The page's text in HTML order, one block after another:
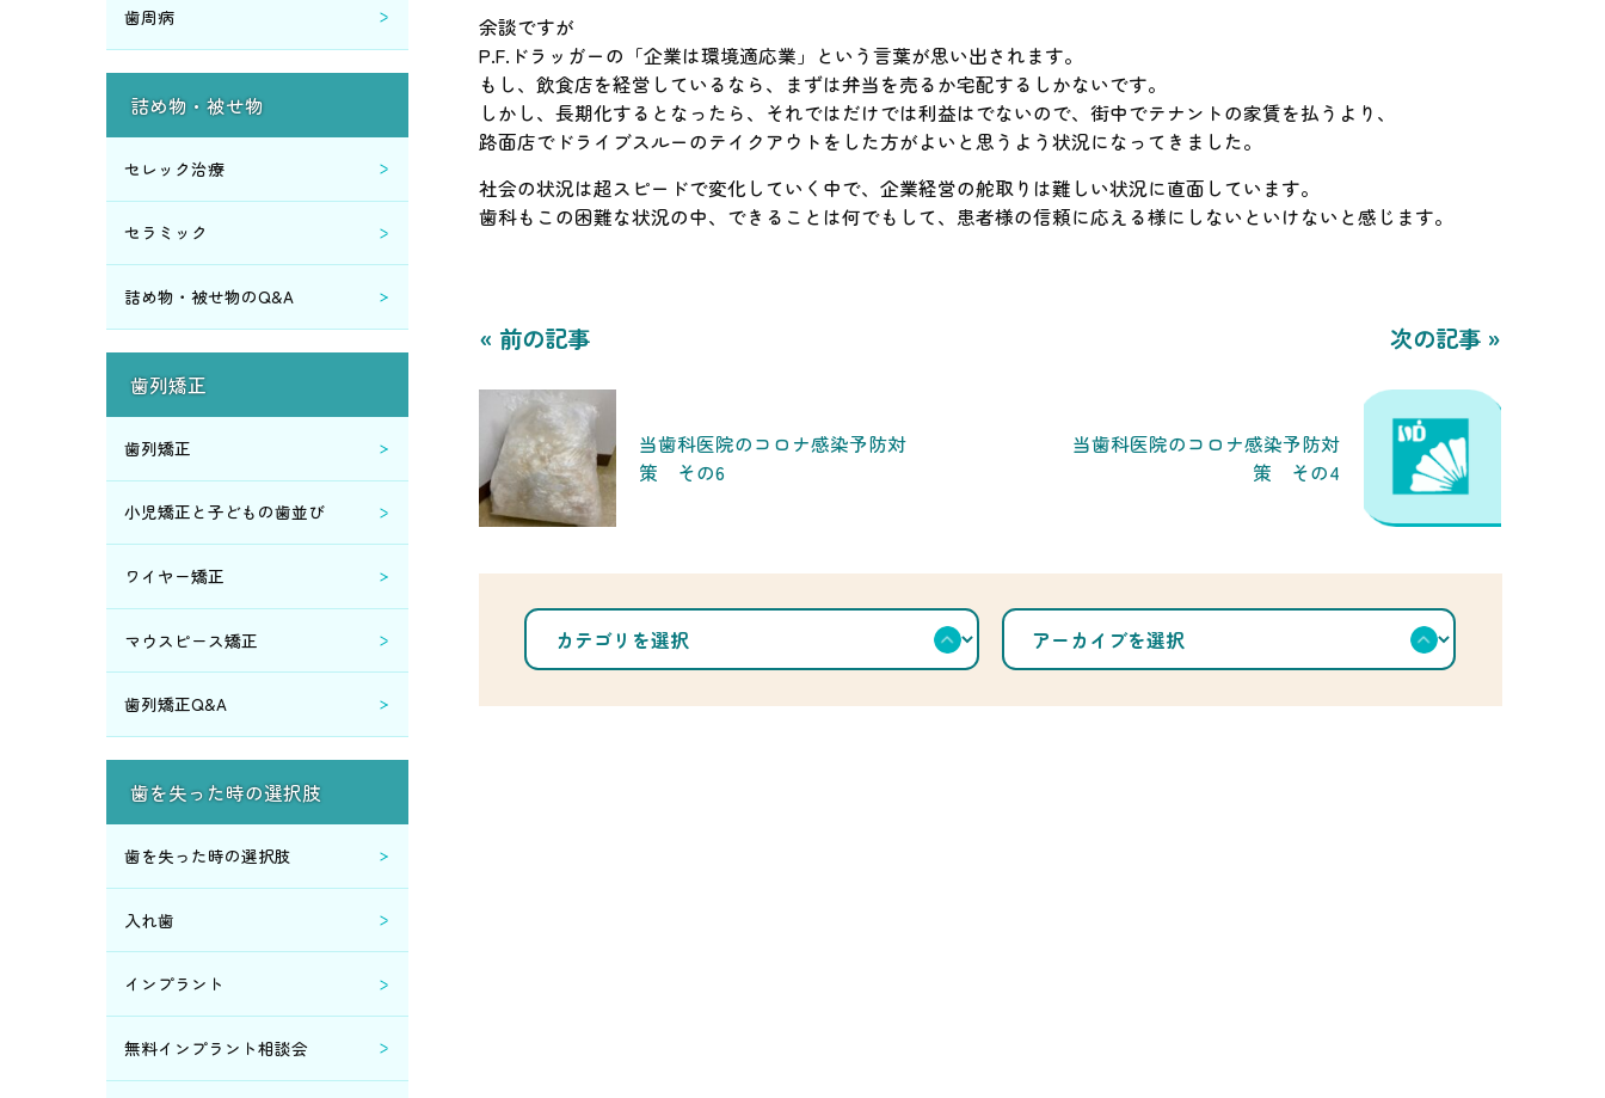
余談ですが
P.F.ドラッガーの「企業は環境適応業」という言葉が思い出されます。
もし、飲食店を経営しているなら、まずは弁当を売るか宅配するしかないです。
しかし、長期化するとなったら、それではだけでは利益はでないので、街中でテナントの家賃を払うより、
路面店でドライブスルーのテイクアウトをした方がよいと思うよう状況になってきました。
社会の状況は超スピードで変化していく中で、企業経営の舵取りは難しい状況に直面しています。
歯科もこの困難な状況の中、できることは何でもして、患者様の信頼に応える様にしないといけないと感じます。
次の記事 »
当歯科医院のコロナ感染予防対
策 その4
« 前の記事
当歯科医院のコロナ感染予防対
策 その6
カ
ゴ
リ
選
ア
カ
イ
を
2018年6月 (1)
2018年5月 (1)
2018年4月 (1)
2017年10月 (1)
2017年8月 (1)
2017年7月 (3)
2017年6月 (5)
2017年5月 (2)
2017年4月 (1)
2016年6月 (7)
2016年4月 (1)
2016年3月 (1)
2016年2月 (2)
2015年9月 (6)
2015年8月 (2)
2015年7月 (2)
2015年6月 (2)
歯周病
詰め物・被せ物
セレック治療
セラミック
詰め物・被せ物のQ&A
歯列矯正
歯列矯正
小児矯正と子どもの歯並び
ワイヤー矯正
マウスピース矯正
歯列矯正Q&A
歯を失った時の選択肢
歯を失った時の選択肢
入れ歯
インプラント
無料インプラント相談会